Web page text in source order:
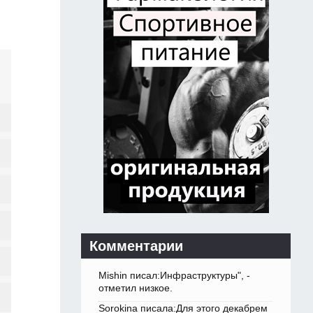
Комментарии
Mishin писал:Инфраструктуры", -
отметил низкое.
Sorokina писала:Для этого декабрем